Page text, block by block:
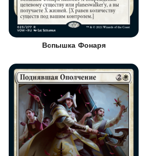
Вспышка Фонаря